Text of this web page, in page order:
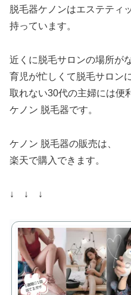
脱毛器ケノンはエステティ
持っています。
近くに脱毛サロンの場所が
育児が忙しくて脱毛サロン
取れない30代の主婦には便
ケノン 脱毛器です。
ケノン 脱毛器の販売は、
楽天で購入できます。
↓ ↓ ↓